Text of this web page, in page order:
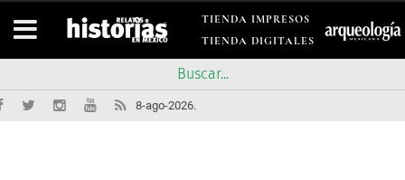
TIENDA IMPRESOS
TIENDA DIGITALES
8-ago-2026.